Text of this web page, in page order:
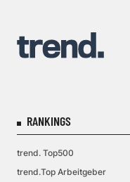
RANKINGS
trend. Top500
trend.Top Arbeitgeber